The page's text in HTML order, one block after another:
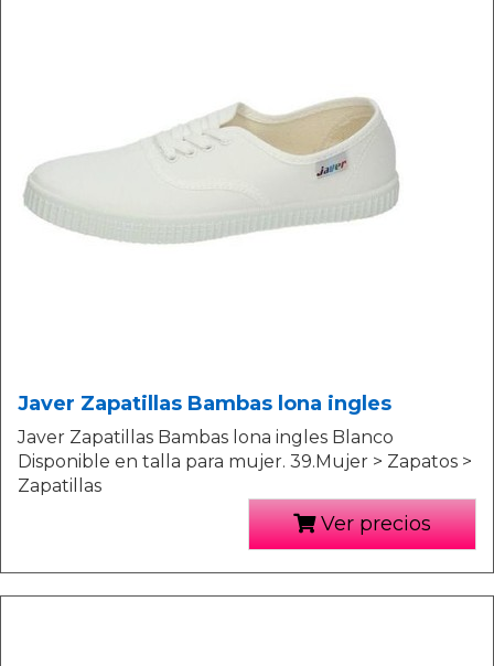
Javer Zapatillas Bambas lona ingles
Javer Zapatillas Bambas lona ingles Blanco
Disponible en talla para mujer. 39.Mujer > Zapatos >
Zapatillas
Ver precios